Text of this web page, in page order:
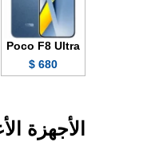
Poco F8 Ultra
680 $
الأجهزة